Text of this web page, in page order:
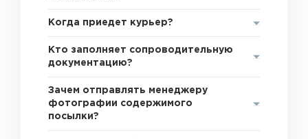
Когда приедет курьер?
Кто заполняет сопроводительную
документацию?
Зачем отправлять менеджеру
фотографии содержимого
посылки?